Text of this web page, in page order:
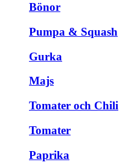
Bönor
Pumpa & Squash
Gurka
Majs
Tomater och Chili
Tomater
Paprika